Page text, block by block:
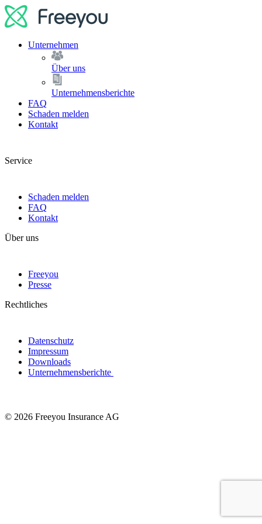
Unternehmen
Über uns
Unternehmensberichte
FAQ
Schaden melden
Kontakt
Service
Schaden melden
FAQ
Kontakt
Über uns
Freeyou
Presse
Rechtliches
Datenschutz
Impressum
Downloads
Unternehmensberichte
© 2026 Freeyou Insurance AG